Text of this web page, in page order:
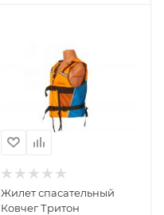
Жилет спасательный
Ковчег Тритон